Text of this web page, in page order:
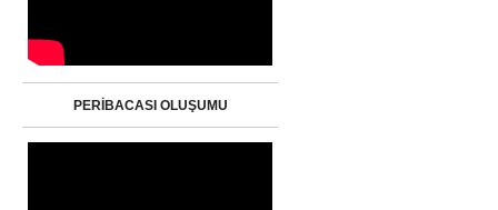
PERİBACASI OLUŞUMU